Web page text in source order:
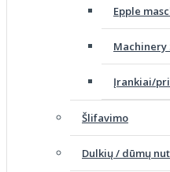
Epple
Machinery
Įrankiai/
Šlifavimo
Dulkių / dūmų